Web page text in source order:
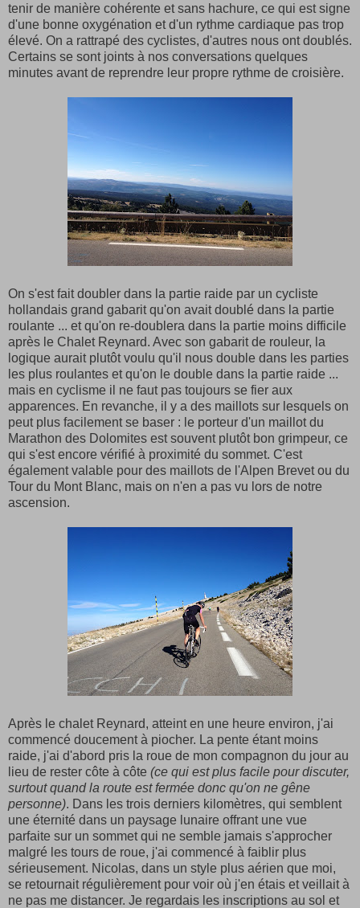
tenir de manière cohérente et sans hachure, ce qui est signe
d'une bonne oxygénation et d'un rythme cardiaque pas trop
élevé. On a rattrapé des cyclistes, d'autres nous ont doublés.
Certains se sont joints à nos conversations quelques
minutes avant de reprendre leur propre rythme de croisière.
On s'est fait doubler dans la partie raide par un cycliste
hollandais grand gabarit qu'on avait doublé dans la partie
roulante ... et qu'on re-doublera dans la partie moins difficile
après le Chalet Reynard. Avec son gabarit de rouleur, la
logique aurait plutôt voulu qu'il nous double dans les parties
les plus roulantes et qu'on le double dans la partie raide ...
mais en cyclisme il ne faut pas toujours se fier aux
apparences. En revanche, il y a des maillots sur lesquels on
peut plus facilement se baser : le porteur d'un maillot du
Marathon des Dolomites est souvent plutôt bon grimpeur, ce
qui s'est encore vérifié à proximité du sommet. C'est
également valable pour des maillots de l'Alpen Brevet ou du
Tour du Mont Blanc, mais on n'en a pas vu lors de notre
ascension.
Après le chalet Reynard, atteint en une heure environ, j'ai
commencé doucement à piocher. La pente étant moins
raide, j'ai d'abord pris la roue de mon compagnon du jour au
lieu de rester côte à côte (ce qui est plus facile pour discuter,
surtout quand la route est fermée donc qu'on ne gêne
personne). Dans les trois derniers kilomètres, qui semblent
une éternité dans un paysage lunaire offrant une vue
parfaite sur un sommet qui ne semble jamais s'approcher
malgré les tours de roue, j'ai commencé à faiblir plus
sérieusement. Nicolas, dans un style plus aérien que moi,
se retournait régulièrement pour voir où j'en étais et veillait à
ne pas me distancer. Je regardais les inscriptions au sol et